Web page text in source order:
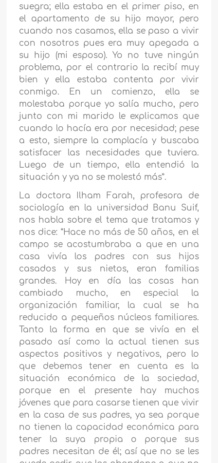
suegra; ella estaba en el primer piso, en
el apartamento de su hijo mayor, pero
cuando nos casamos, ella se paso a vivir
con nosotros pues era muy apegada a
su hijo (mi esposo). Yo no tuve ningún
problema, por el contrario la recibí muy
bien y ella estaba contenta por vivir
conmigo. En un comienzo, ella se
molestaba porque yo salía mucho, pero
junto con mi marido le explicamos que
cuando lo hacía era por necesidad; pese
a esto, siempre la complacía y buscaba
satisfacer las necesidades que tuviera.
Luego de un tiempo, ella entendió la
situación y ya no se molestó más”.
La doctora Ilham Farah, profesora de
sociología en la universidad Banu Suif,
nos habla sobre el tema que tratamos y
nos dice: “Hace no más de 50 años, en el
campo se acostumbraba a que en una
casa vivía los padres con sus hijos
casados y sus nietos, eran familias
grandes. Hoy en día las cosas han
cambiado mucho, en especial la
organización familiar, la cual se ha
reducido a pequeños núcleos familiares.
Tanto la forma en que se vivía en el
pasado así como la actual tienen sus
aspectos positivos y negativos, pero lo
que debemos tener en cuenta es la
situación económica de la sociedad,
porque en el presente hay muchos
jóvenes que para casarse tienen que vivir
en la casa de sus padres, ya sea porque
no tienen la capacidad económica para
tener la suya propia o porque sus
padres necesitan de él; así que no se les